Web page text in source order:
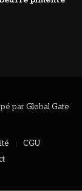
parGlobal Gate
CGU